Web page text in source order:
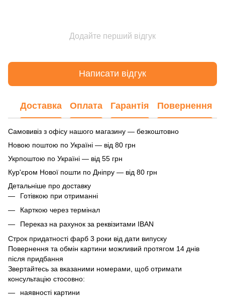
Додайте перший відгук
Написати відгук
Доставка Оплата Гарантія Повернення
Самовивіз з офісу нашого магазину — безкоштовно
Новою поштою по Україні — від 80 грн
Укрпоштою по Україні — від 55 грн
Кур'єром Нової пошти по Дніпру — від 80 грн
Детальніше про доставку
Готівкою при отриманні
Карткою через термінал
Переказ на рахунок за реквізитами IBAN
Строк придатності фарб 3 роки від дати випуску
Повернення та обмін картини можливий протягом 14 днів
після придбання
Звертайтесь за вказаними номерами, щоб отримати
консультацію стосовно:
наявності картини